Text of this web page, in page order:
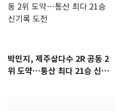
박민지, 제주삼다수 2R 공동 2
위 도약…통산 최다 21승 신기